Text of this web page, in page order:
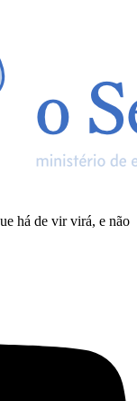
há de vir virá, e não